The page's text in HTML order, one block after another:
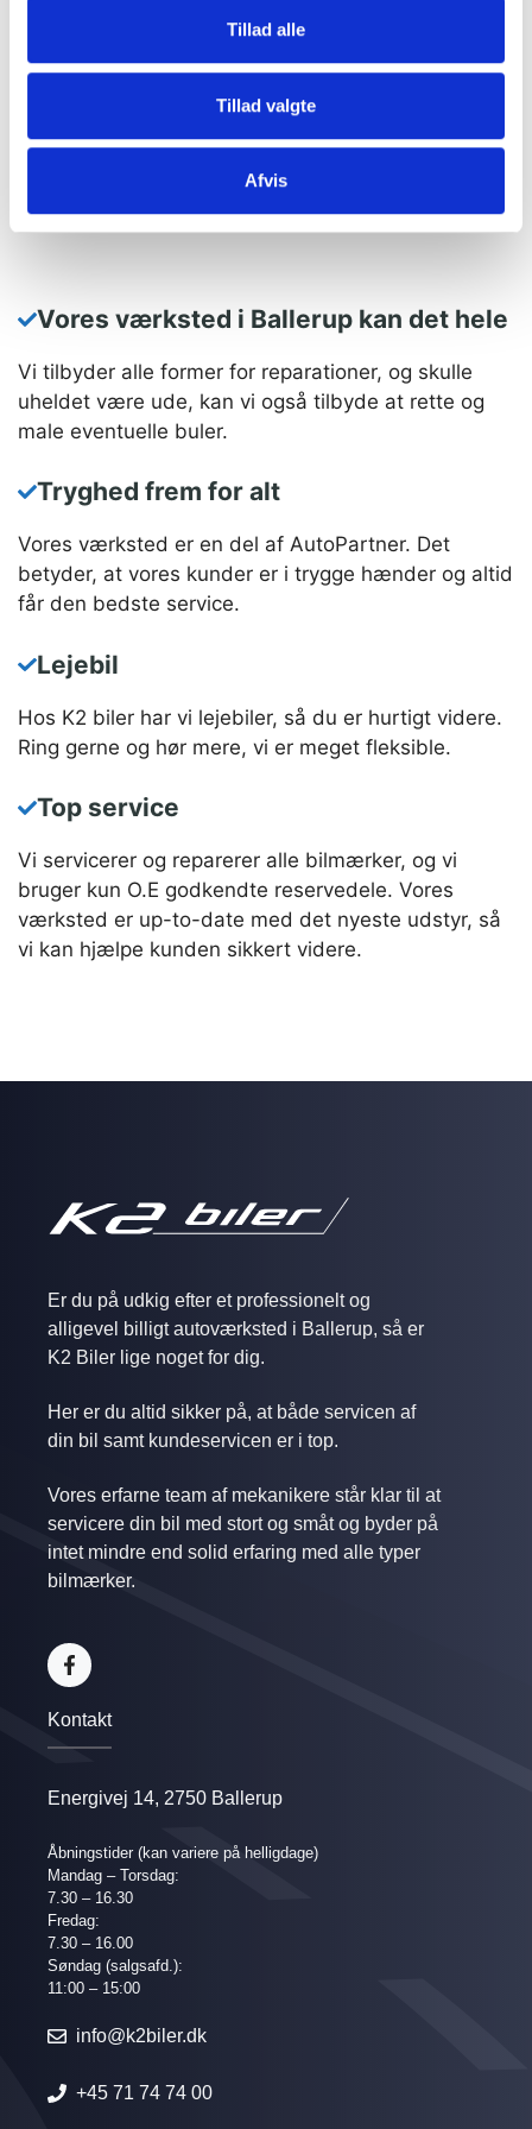
Tillad alle
Tillad valgte
Afvis
værksted – dette gælder bl.a. for både at øge
sikkerheden, men i høj grad også for at tage bedst
muligt hensyn til miljøet.
lever op til alle gældende regler og lovgivning på
området. Du får altid professionel service, når du
benytter vores værksted.
Vores værksted i Ballerup kan det hele
Vi tilbyder alle former for reparationer, og skulle
uheldet være ude, kan vi også tilbyde at rette og
male eventuelle buler.
Tryghed frem for alt
Vores værksted er en del af AutoPartner. Det
betyder, at vores kunder er i trygge hænder og altid
får den bedste service.
Lejebil
Hos K2 biler har vi lejebiler, så du er hurtigt videre.
Ring gerne og hør mere, vi er meget fleksible.
Top service
Vi servicerer og reparerer alle bilmærker, og vi
bruger kun O.E godkendte reservedele. Vores
værksted er up-to-date med det nyeste udstyr, så
vi kan hjælpe kunden sikkert videre.
Er du på udkig efter et professionelt og
alligevel billigt autoværksted i Ballerup, så er
K2 Biler lige noget for dig.
Her er du altid sikker på, at både servicen af
din bil samt kundeservicen er i top.
Vores erfarne team af mekanikere står klar til at
servicere din bil med stort og småt og byder på
intet mindre end solid erfaring med alle typer
bilmærker.
Kontakt
Energivej 14, 2750 Ballerup
Åbningstider (kan variere på helligdage)
Mandag – Torsdag:
7.30 – 16.30
Fredag:
7.30 – 16.00
Søndag (salgsafd.):
11:00 – 15:00
info@k2biler.dk
+45 71 74 74 00